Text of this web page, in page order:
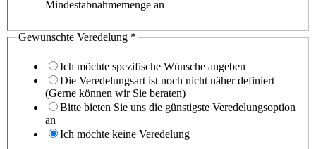
Mindestabnahmemenge an
Menge
Hausnummer
Gewünschte Veredelung *
Ich möchte spezifische Wünsche angeben
Die Veredelungsart ist noch nicht näher definiert
(Gerne können wir Sie beraten)
Bitte bieten Sie uns die günstigste Veredelungsoption
an
Ich möchte keine Veredelung